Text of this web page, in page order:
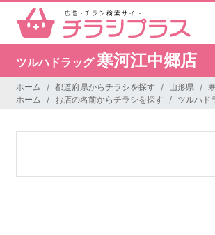
ツルハドラッグ寒河江中郷店
ホーム 都道府県からチラシを探す 山形県
ホーム
お店の名前からチラシを探す ツルハド